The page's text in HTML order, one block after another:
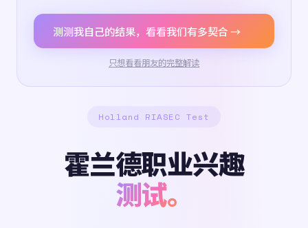
测测我自己的结果，看看我们有多契合 →
只想看看朋友的完整解读
Holland RIASEC Test
霍兰德职业兴趣
测试。